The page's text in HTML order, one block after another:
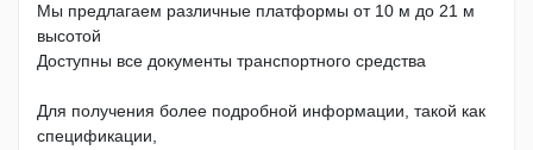
Мы предлагаем различные платформы от 10 м до 21 м
высотой
Доступны все документы транспортного средства
Для получения более подробной информации, такой как
спецификации,